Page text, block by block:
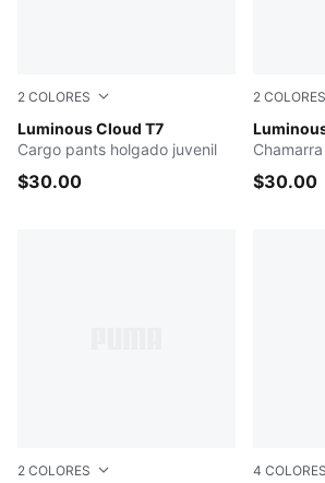
2 COLORES
Luminous Cloud T7
PUMA BLACK
Cargo pants holgado juvenil
$30.00
2 COLORES
$30.00
2 COLORES 4 COLORES